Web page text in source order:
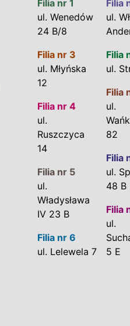
Filia nr 1
ul. Wenedów
24 B/8
Filia nr 3
ul. Młyńska
12
Filia nr 4
ul.
Ruszczyca
14
Filia nr 5
ul.
Władysława
IV 23 B
Filia nr 6
ul. Lelewela 7
Filia
ul.
Filia
ul.
Filia
ul.
82
Filia
ul.
48 B
Filia
ul.
5 E